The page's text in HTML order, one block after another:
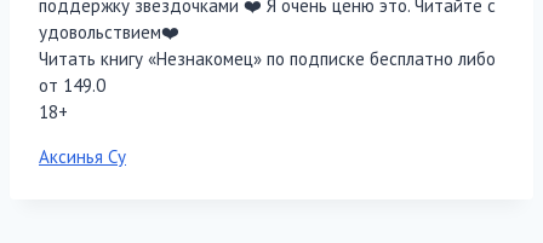
поддержку звездочками ❤️ Я очень ценю это. Читайте с
удовольствием❤️
Читать книгу «Незнакомец» по подписке бесплатно либо
от 149.0
18+
Метки
Аксинья Су